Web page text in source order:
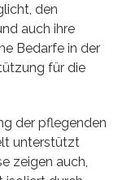
den
auch ihre
Bedarfe in der
für die
der pflegenden
unterstützt
zeigen auch,